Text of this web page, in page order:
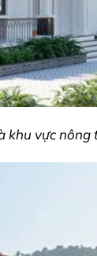
khu vực